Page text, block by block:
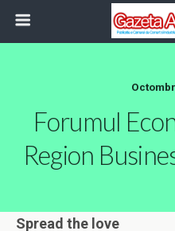
Forumul
Region
Spread the love